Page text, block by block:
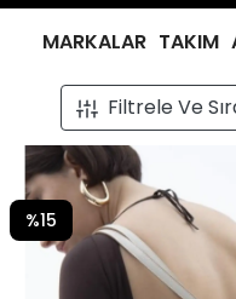
MARKALAR TAKIM
Filtrele Ve
%15